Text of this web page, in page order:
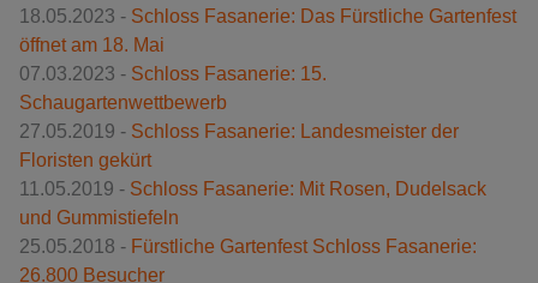
18.05.2023 - Schloss Fasanerie: Das Fürstliche Gartenfest
öffnet am 18. Mai
07.03.2023 - Schloss Fasanerie: 15.
Schaugartenwettbewerb
27.05.2019 - Schloss Fasanerie: Landesmeister der
Floristen gekürt
11.05.2019 - Schloss Fasanerie: Mit Rosen, Dudelsack
und Gummistiefeln
25.05.2018 - Fürstliche Gartenfest Schloss Fasanerie:
26.800 Besucher